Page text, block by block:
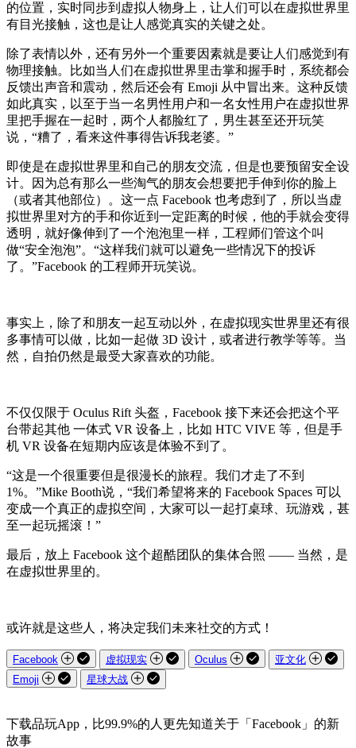
的位置，实时同步到虚拟人物身上，让人们可以在虚拟世界里
有目光接触，这也是让人感觉真实的关键之处。
除了表情以外，还有另外一个重要因素就是要让人们感觉到有
物理接触。比如当人们在虚拟世界里击掌和握手时，系统都会
反馈出声音和震动，然后还会有 Emoji 从中冒出来。这种反馈
如此真实，以至于当一名男性用户和一名女性用户在虚拟世界
里把手握在一起时，两个人都脸红了，男生甚至还开玩笑
说，“糟了，看来这件事得告诉我老婆。”
即使是在虚拟世界里和自己的朋友交流，但是也要预留安全设
计。因为总有那么一些淘气的朋友会想要把手伸到你的脸上
（或者其他部位）。这一点 Facebook 也考虑到了，所以当虚
拟世界里对方的手和你近到一定距离的时候，他的手就会变得
透明，就好像伸到了一个泡泡里一样，工程师们管这个叫
做“安全泡泡”。“这样我们就可以避免一些情况下的投诉
了。”Facebook 的工程师开玩笑说。
事实上，除了和朋友一起互动以外，在虚拟现实世界里还有很
多事情可以做，比如一起做 3D 设计，或者进行教学等等。当
然，自拍仍然是最受大家喜欢的功能。
不仅仅限于 Oculus Rift 头盔，Facebook 接下来还会把这个平
台带起其他 一体式 VR 设备上，比如 HTC VIVE 等，但是手
机 VR 设备在短期内应该是体验不到了。
“这是一个很重要但是很漫长的旅程。我们才走了不到
1%。”Mike Booth说，“我们希望将来的 Facebook Spaces 可以
变成一个真正的虚拟空间，大家可以一起打桌球、玩游戏，甚
至一起玩摇滚！”
最后，放上 Facebook 这个超酷团队的集体合照 —— 当然，是
在虚拟世界里的。
或许就是这些人，将决定我们未来社交的方式！
Facebook 虚拟现实 Oculus
亚文化
Emoji
星球大战
下载品玩App，比99.9%的人更先知道关于「Facebook」的新
故事